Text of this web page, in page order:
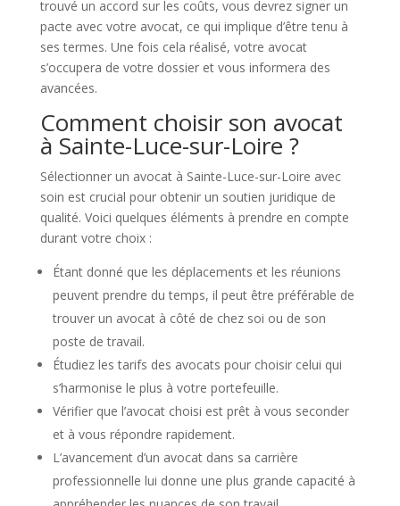
trouvé un accord sur les coûts, vous devrez signer un
pacte avec votre avocat, ce qui implique d’être tenu à
ses termes. Une fois cela réalisé, votre avocat
s’occupera de votre dossier et vous informera des
avancées.
Comment choisir son avocat
à Sainte-Luce-sur-Loire ?
Sélectionner un avocat à Sainte-Luce-sur-Loire avec
soin est crucial pour obtenir un soutien juridique de
qualité. Voici quelques éléments à prendre en compte
durant votre choix :
Étant donné que les déplacements et les réunions
peuvent prendre du temps, il peut être préférable de
trouver un avocat à côté de chez soi ou de son
poste de travail.
Étudiez les tarifs des avocats pour choisir celui qui
s’harmonise le plus à votre portefeuille.
Vérifier que l’avocat choisi est prêt à vous seconder
et à vous répondre rapidement.
L’avancement d’un avocat dans sa carrière
professionnelle lui donne une plus grande capacité à